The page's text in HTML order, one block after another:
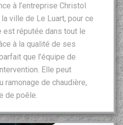
à l’entreprise Christol
ville de Le Luart, pour ce
est réputée dans tout le
à la qualité de ses
que l’équipe de
Elle peut
ramonage de chaudière,
de poêle.